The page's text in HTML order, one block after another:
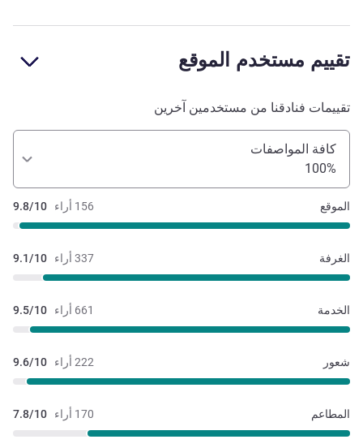
تقييم مستخدم الموقع
تقييمات فنادقنا من مستخدمين آخرين
كافة المواصفات
100%
156 أراء 9.8/10 الموقع
337 أراء 9.1/10 الغرفة
661 أراء 9.5/10 الخدمة
222 أراء 9.6/10 شعور
170 أراء 7.8/10 المطاعم